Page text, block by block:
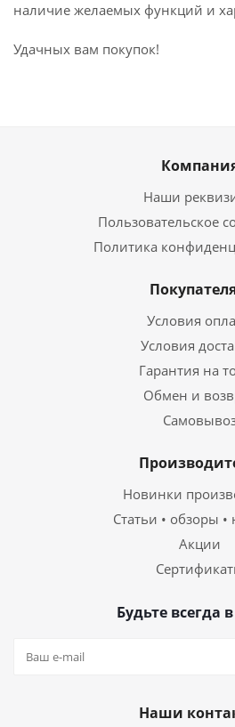
наличие желаемых функций и
Удачных вам покупок!
Наши
Пользовательское
Политика
Условия
Условия
Гарантия на
Обмен и
Новинки
Статьи • обзоры •
Акции
Будьте всегда
Наши